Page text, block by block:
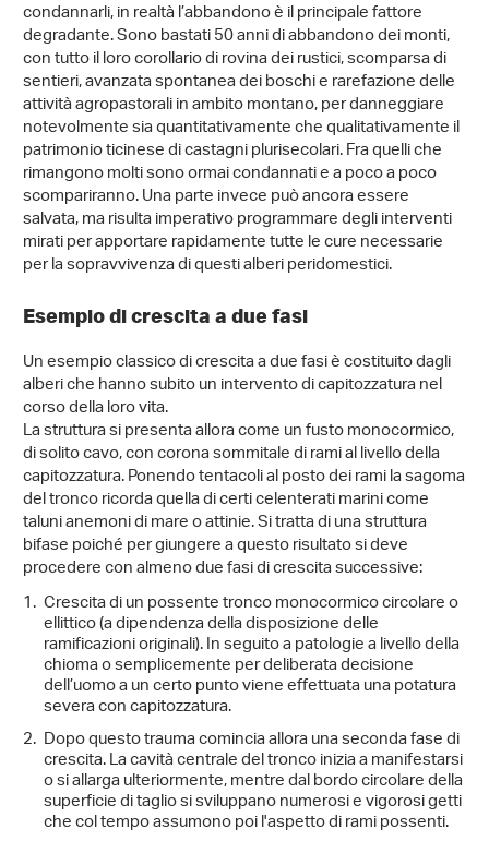
condannarli, in realtà l’abbandono è il principale fattore
degradante. Sono bastati 50 anni di abbandono dei monti,
con tutto il loro corollario di rovina dei rustici, scomparsa di
sentieri, avanzata spontanea dei boschi e rarefazione delle
attività agropastorali in ambito montano, per danneggiare
notevolmente sia quantitativamente che qualitativamente il
patrimonio ticinese di castagni plurisecolari. Fra quelli che
rimangono molti sono ormai condannati e a poco a poco
scompariranno. Una parte invece può ancora essere
salvata, ma risulta imperativo programmare degli interventi
mirati per apportare rapidamente tutte le cure necessarie
per la sopravvivenza di questi alberi peridomestici.
Esempio di crescita a due fasi
Un esempio classico di crescita a due fasi è costituito dagli
alberi che hanno subito un intervento di capitozzatura nel
corso della loro vita.
La struttura si presenta allora come un fusto monocormico,
di solito cavo, con corona sommitale di rami al livello della
capitozzatura. Ponendo tentacoli al posto dei rami la sagoma
del tronco ricorda quella di certi celenterati marini come
taluni anemoni di mare o attinie. Si tratta di una struttura
bifase poiché per giungere a questo risultato si deve
procedere con almeno due fasi di crescita successive:
Crescita di un possente tronco monocormico circolare o
ellittico (a dipendenza della disposizione delle
ramificazioni originali). In seguito a patologie a livello della
chioma o semplicemente per deliberata decisione
dell’uomo a un certo punto viene effettuata una potatura
severa con capitozzatura.
Dopo questo trauma comincia allora una seconda fase di
crescita. La cavità centrale del tronco inizia a manifestarsi
o si allarga ulteriormente, mentre dal bordo circolare della
superficie di taglio si sviluppano numerosi e vigorosi getti
che col tempo assumono poi l'aspetto di rami possenti.